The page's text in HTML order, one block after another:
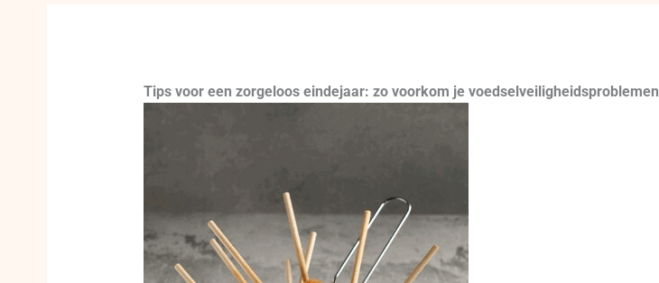
Tips voor een zorgeloos eindejaar: zo voorkom je voedselveiligheidsproblemen